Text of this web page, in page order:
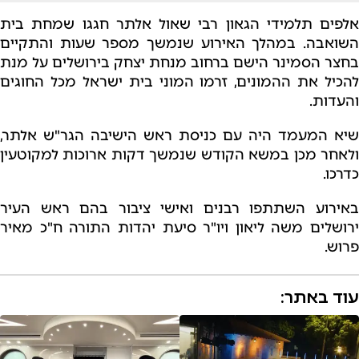
אלפים תלמידי הגאון רבי שאול אלתר חגגו שמחת בית
השואבה. במהלך האירוע שנמשך מספר שעות והתקיים
בחצר הסמינר הישם ברחוב מנחת יצחק בירושלים על מנת
להכיל את ההמונים, זרמו המוני בית ישראל מכל החוגים
והעדות.
שיא המעמד היה עם כניסת ראש הישיבה הגר"ש אלתר,
ולאחר מכן במשא הקודש שנמשך דקות ארוכות למקוטעין
כדרכו.
באירוע השתתפו רבנים ואישי ציבור בהם ראש העיר
ירושלים משה ליאון ויו"ר סיעת יהדות התורה ח"כ מאיר
פרוש.
עוד באתר: